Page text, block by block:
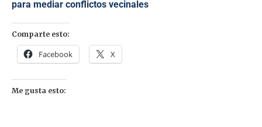
para mediar conflictos vecinales
Comparte esto:
Facebook X
Me gusta esto: